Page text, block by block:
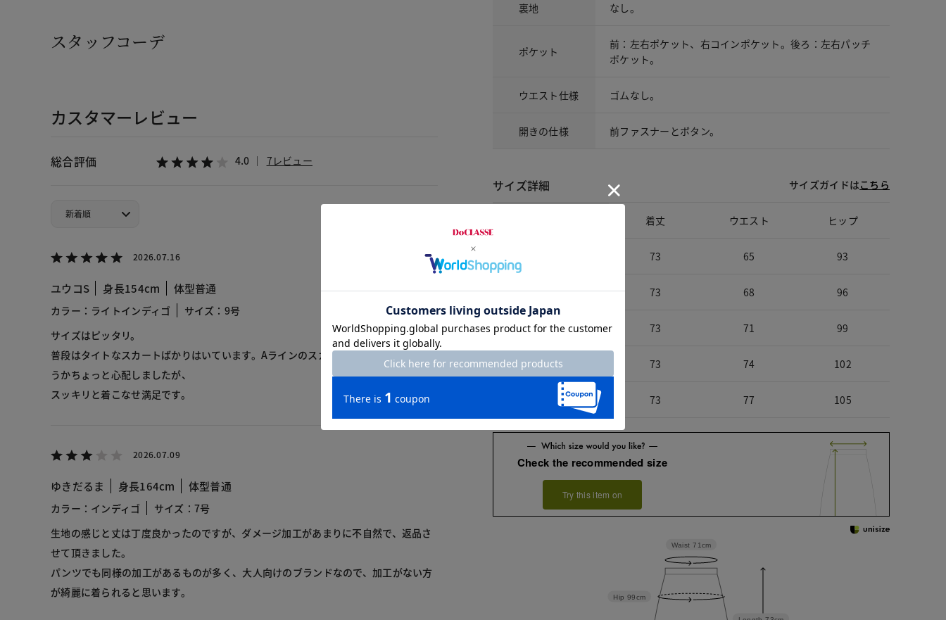
スタッフコーデ
カスタマーレビュー
総合評価 4.0 7レビュー
2026.07.16
ユウコS 身長154cm 体型普通
カラー：ライトインディゴ
サイズ：9号
サイズはピッタリ。
普段はタイトなスカートばかりはいています。Aラインのスカートということで似合
うかちょっと心配しましたが、
スッキリと着こなせ満足です。
2026.07.09
ゆきだるま 身長164cm 体型普通
カラー：インディゴ
サイズ：7号
生地の感じと丈は丁度良かったのですが、ダメージ加工があまりに不自然で、返品さ
せて頂きました。
パンツでも同様の加工があるものが多く、大人向けのブランドなので、加工がない方
が綺麗に着られると思います。
裏地 なし。
ポケット
前：左右ポケット、右コインポケット。後ろ：左右パッチ
ポケット。
ウエスト仕様 ゴムなし。
開きの仕様 前ファスナーとボタン。
サイズ詳細 サイズガイドはこちら
着丈 ウエスト ヒップ
73 65 93
9号 73 68 96
11号 73 71 99
13号 73 74 102
15号 73 77 105
Check the recommended size
Try this item on
Hip 99cm
Waist 71cm